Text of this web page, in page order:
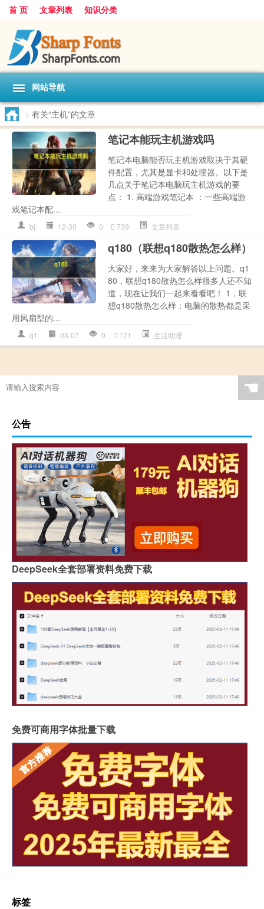
首 页 文章列表 知识分类
网站导航
> 有关“主机”的文章
笔记本能玩主机游戏吗
笔记本电脑能否玩主机游戏取决于其硬
件配置，尤其是显卡和处理器。以下是
几点关于笔记本电脑玩主机游戏的要
点： 1. 高端游戏笔记本 ：一些高端游
戏笔记本配...
bj 12-30 0 739 文章列表
q180（联想q180散热怎么样）
大家好，来来为大家解答以上问题。q1
80，联想q180散热怎么样很多人还不知
道，现在让我们一起来看看吧！ 1，联
想q180散热怎么样：电脑的散热都是采
用风扇型的...
q1 03-07 0 171 生活助理
☚
公告
DeepSeek全套部署资料免费下载
免费可商用字体批量下载
标签